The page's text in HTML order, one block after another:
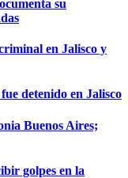
su
en Jalisco y
detenido en Jalisco
Buenos Aires;
golpes en la